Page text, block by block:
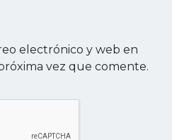
electrónico y web en
vez que comente.